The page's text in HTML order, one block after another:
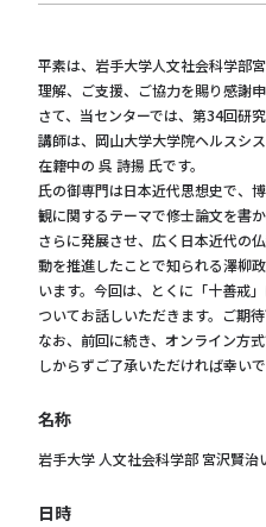
平素は、岩手大学人文社会科学部
理解、ご支援、ご協力を賜り感謝申
さて、当センターでは、第34回研
講師は、岡山大学大学院ヘルスシ
在籍中の 呉 詩揚 氏です。
氏の御専門は日本近代思想史で、
観に関するテーマで修士論文を書
さらに発展させ、広く日本近代の
動を推進したことで知られる澤柳
います。今回は、とくに「十善戒
ついてお話しいただきます。ご期待
なお、前回に続き、オンライン方
しからずご了承いただければ幸いで
名称
岩手大学 人文社会科学部 宮沢賢
日時